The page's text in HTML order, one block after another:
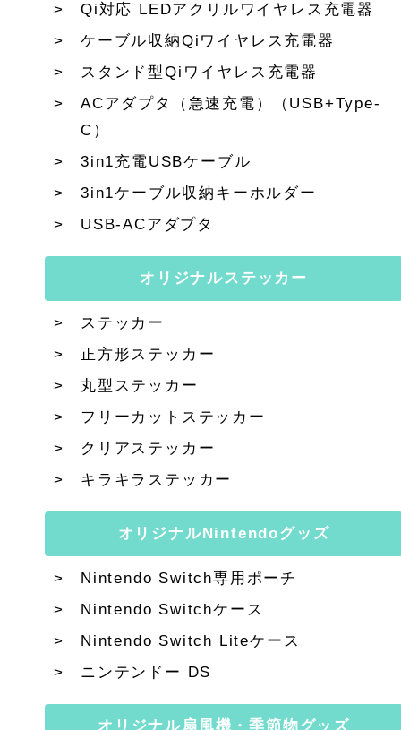
Qi対応 LEDアクリルワイヤレス充電器
ケーブル収納Qiワイヤレス充電器
スタンド型Qiワイヤレス充電器
ACアダプタ（急速充電）（USB+Type-
C）
3in1充電USBケーブル
3in1ケーブル収納キーホルダー
USB-ACアダプタ
オリジナルステッカー
ステッカー
正方形ステッカー
丸型ステッカー
フリーカットステッカー
クリアステッカー
キラキラステッカー
オリジナルNintendoグッズ
Nintendo Switch専用ポーチ
Nintendo Switchケース
Nintendo Switch Liteケース
ニンテンドー DS
オリジナル扇風機・季節物グッズ